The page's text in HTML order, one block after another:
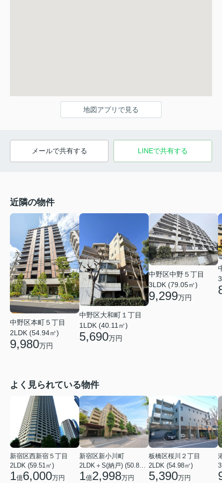
地図アプリで見る
メールで共有する LINEで共有する
近隣の物件
中野区本町５丁目
2LDK (54.94㎡)
9,980万円
中野区大和町１丁目
1LDK (40.11㎡)
5,690万円
中野区中野５丁目
3LDK (79.05㎡)
9,299万円
よく見られている物件
新宿区西新宿５丁目
2LDK (59.51㎡)
1億6,000万円
新宿区新小川町
1億2,998万円
板橋区桜川２丁目
2LDK (54.98㎡)
5,390万円